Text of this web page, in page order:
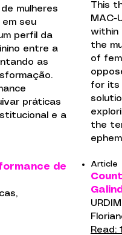
mulheres
em seu
perfil da
entre a
as
práticas
e a
de
This
MAC-
within
the
of
for its
the
Article
Read: